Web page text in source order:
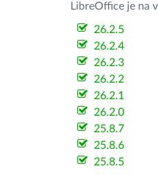
LibreOffice je na
26.2.5
26.2.4
26.2.3
26.2.2
26.2.1
26.2.0
25.8.7
25.8.6
25.8.5